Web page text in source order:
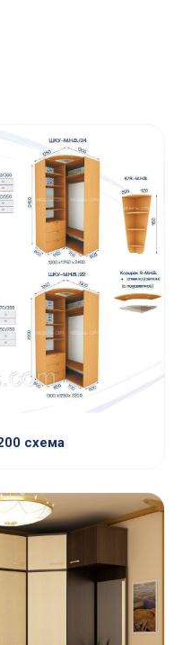
схема